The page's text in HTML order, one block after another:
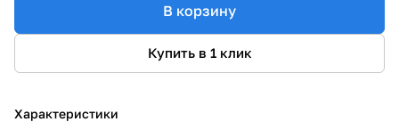
В корзину
Купить в 1 клик
Характеристики